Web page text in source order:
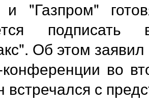
"Газпром"
Об этом
конференции во
встречался с